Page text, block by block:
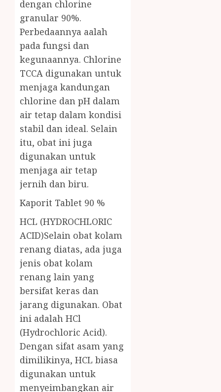
dengan chlorine
granular 90%.
Perbedaannya aalah
pada fungsi dan
kegunaannya. Chlorine
TCCA digunakan untuk
menjaga kandungan
chlorine dan pH dalam
air tetap dalam kondisi
stabil dan ideal. Selain
itu, obat ini juga
digunakan untuk
menjaga air tetap
jernih dan biru.
Kaporit Tablet 90 %
HCL (HYDROCHLORIC
ACID)Selain obat kolam
renang diatas, ada juga
jenis obat kolam
renang lain yang
bersifat keras dan
jarang digunakan. Obat
ini adalah HCl
(Hydrochloric Acid).
Dengan sifat asam yang
dimilikinya, HCL biasa
digunakan untuk
menyeimbangkan air